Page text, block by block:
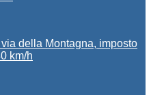
della Montagna, imposto
km/h